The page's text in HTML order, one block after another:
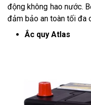
động không hao nước.
đảm bảo an toàn tối đa
Ắc quy Atlas